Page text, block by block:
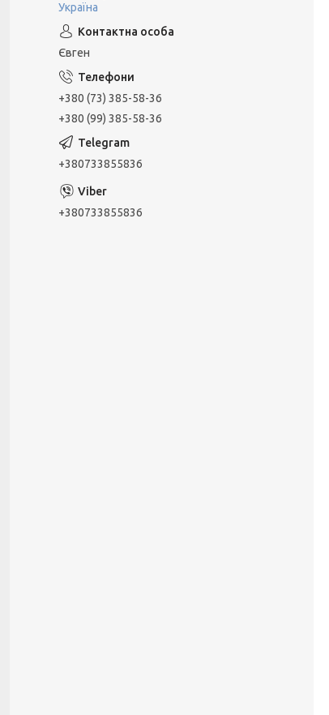
Україна
Євген
+380 (73) 385-58-36
+380 (99) 385-58-36
+380733855836
+380733855836